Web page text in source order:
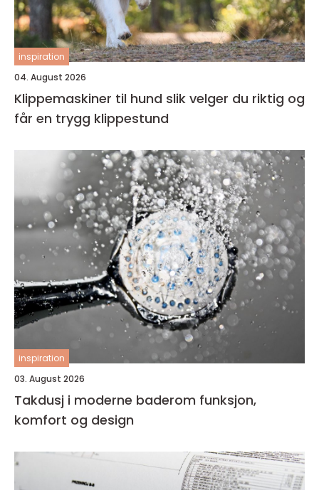
inspiration
04. August 2026
Klippemaskiner til hund slik velger du riktig og
får en trygg klippestund
inspiration
03. August 2026
Takdusj i moderne baderom funksjon,
komfort og design